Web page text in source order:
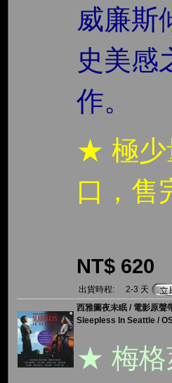
威廉斯
史美感
作。
★ 極少
口，售
NT$ 620
出貨時程:
2-3 天
西雅圖夜未眠 / 電影原聲
Sleepless In Seattle /
★ 梅格